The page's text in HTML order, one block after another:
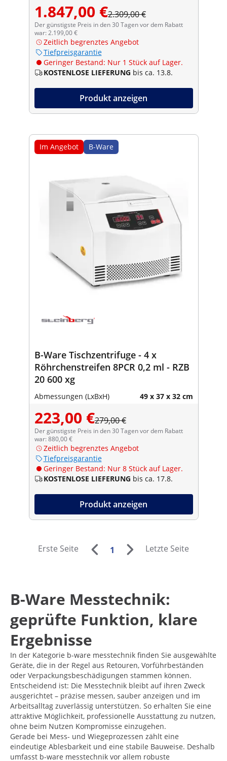
1.847,00 €2.309,00 €
Der günstigste Preis in den 30 Tagen vor dem Rabatt
war: 2.199,00 €
Zeitlich begrenztes Angebot
Tiefpreisgarantie
Geringer Bestand: Nur 1 Stück auf Lager.
KOSTENLOSE LIEFERUNG bis ca. 13.8.
Produkt anzeigen
Im Angebot B-Ware
B-Ware Tischzentrifuge - 4 x
Röhrchenstreifen 8PCR 0,2 ml - RZB
20 600 xg
Abmessungen (LxBxH) 49 x 37 x 32 cm
223,00 €279,00 €
Der günstigste Preis in den 30 Tagen vor dem Rabatt
war: 880,00 €
Zeitlich begrenztes Angebot
Tiefpreisgarantie
Geringer Bestand: Nur 8 Stück auf Lager.
KOSTENLOSE LIEFERUNG bis ca. 17.8.
Produkt anzeigen
Erste Seite 1 Letzte Seite
B-Ware Messtechnik:
geprüfte Funktion, klare
Ergebnisse
In der Kategorie b-ware messtechnik finden Sie ausgewählte
Geräte, die in der Regel aus Retouren, Vorführbeständen
oder Verpackungsbeschädigungen stammen können.
Entscheidend ist: Die Messtechnik bleibt auf ihren Zweck
ausgerichtet – präzise messen, sauber anzeigen und im
Arbeitsalltag zuverlässig unterstützen. So erhalten Sie eine
attraktive Möglichkeit, professionelle Ausstattung zu nutzen,
ohne beim Nutzen Kompromisse einzugehen.
Gerade bei Mess- und Wiegeprozessen zählt eine
eindeutige Ablesbarkeit und eine stabile Bauweise. Deshalb
umfasst b-ware messtechnik vor allem robuste